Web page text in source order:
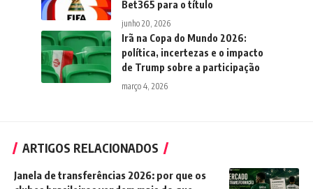
Bet365 para o título
junho 20, 2026
Irã na Copa do Mundo 2026:
política, incertezas e o impacto
de Trump sobre a participação
março 4, 2026
ARTIGOS RELACIONADOS
Janela de transferências 2026: por que os